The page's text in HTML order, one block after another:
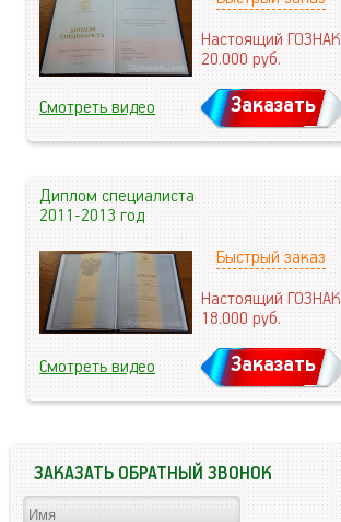
Настоящий ГОЗНАК
20.000руб.
Смотреть видео Заказать
Диплом специалиста
2011-2013 год
Быстрый заказ
Настоящий ГОЗНАК
18.000руб.
Смотреть видео Заказать
ЗАКАЗАТЬ ОБРАТНЫЙ ЗВОНОК